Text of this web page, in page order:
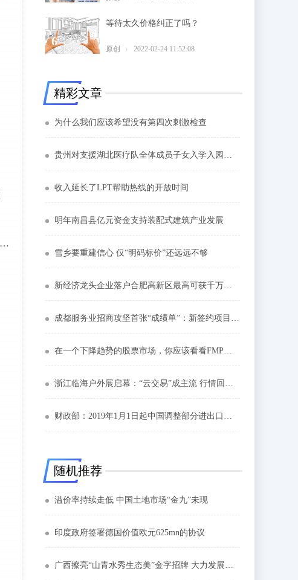
雄心勃勃的目标！Askmebazaar计划筹款，设置进入“独角兽”俱乐部
等待太久价格纠正了吗？
原创 2022-02-24 11:52:08
6
精彩文章
为什么我们应该希望没有第四次刺激检查
贵州对支援湖北医疗队全体成员子女入学入园出台八项关爱措施
收入延长了LPT帮助热线的开放时间
明年南昌县亿元资金支持装配式建筑产业发展
雪乡要重建信心 仅“明码标价”还远远不够
新经济龙头企业落户合肥高新区最高可获千万元奖励
成都服务业招商攻坚首张“成绩单”：新签约项目总投资超800亿元
在一个下降趋势的股票市场，你应该看看FMP吗？
浙江临海户外展启幕：“云交易”成主流 行情回暖明显
财政部：2019年1月1日起中国调整部分进出口关税
随机推荐
溢价率持续走低 中国土地市场“金九”未现
印度政府签署德国价值欧元625mn的协议
广西擦亮“山青水秀生态美”金字招牌 大力发展生态经济